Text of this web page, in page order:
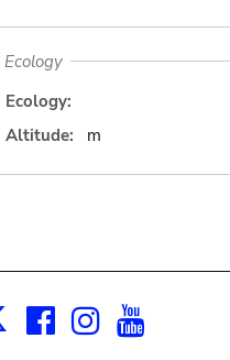
Ecology
Ecology:
Altitude:
m
X Facebook
Instagram